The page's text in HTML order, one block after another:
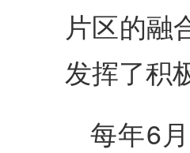
片区的融
发挥了积
每年6